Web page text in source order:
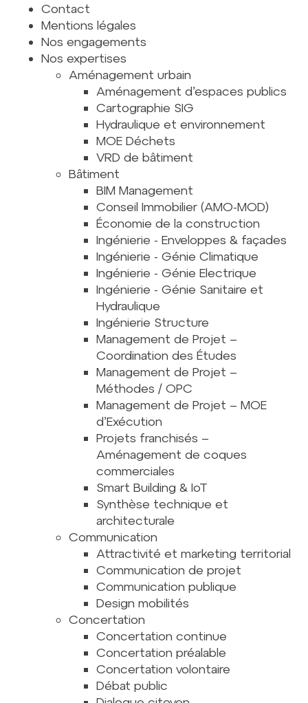
Contact
Mentions légales
Nos engagements
Nos expertises
Aménagement urbain
Aménagement d’espaces publics
Cartographie SIG
Hydraulique et environnement
MOE Déchets
VRD de bâtiment
Bâtiment
BIM Management
Conseil Immobilier (AMO-MOD)
Économie de la construction
Ingénierie - Enveloppes & façades
Ingénierie - Génie Climatique
Ingénierie - Génie Electrique
Ingénierie - Génie Sanitaire et
Hydraulique
Ingénierie Structure
Management de Projet –
Coordination des Études
Management de Projet –
Méthodes / OPC
Management de Projet – MOE
d’Exécution
Projets franchisés –
Aménagement de coques
commerciales
Smart Building & IoT
Synthèse technique et
architecturale
Communication
Attractivité et marketing territorial
Communication de projet
Communication publique
Design mobilités
Concertation
Concertation continue
Concertation préalable
Concertation volontaire
Débat public